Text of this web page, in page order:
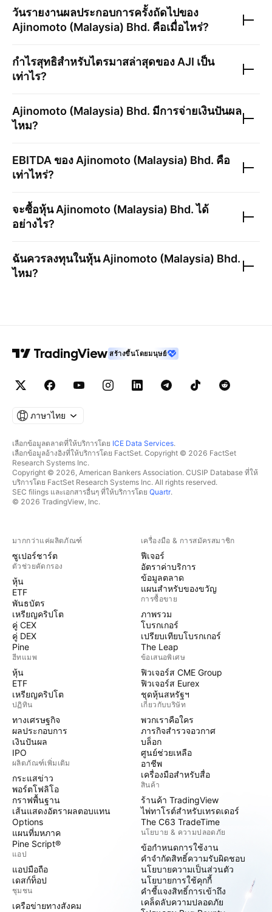
วันรายงานผลประกอบการครั้งถัดไปของ
Ajinomoto (Malaysia) Bhd. คือเมื่อไหร่?
กำไรสุทธิสำหรับไตรมาสล่าสุดของ AJI เป็น
เท่าไร?
Ajinomoto (Malaysia) Bhd. มีการจ่ายเงินปันผล
ไหม?
EBITDA ของ Ajinomoto (Malaysia) Bhd. คือ
เท่าไหร่?
จะซื้อหุ้นAjinomoto (Malaysia) Bhd.ได้
อย่างไร?
ฉันควรลงทุนในหุ้นAjinomoto (Malaysia) Bhd.
ไหม?
สร้างขึ้นโดยมนุษย์
ภาษาไทย
เลือกข้อมูลตลาดที่ให้บริการโดย ICE Data Services.
เลือกข้อมูลอ้างอิงที่ให้บริการโดย FactSet. Copyright © 2026 FactSet
Research Systems Inc.
Copyright © 2026, American Bankers Association. CUSIP Database ที่ให้
บริการโดย FactSet Research Systems Inc. All rights reserved.
SEC filings และเอกสารอื่นๆ ที่ให้บริการโดย Quartr.
© 2026 TradingView, Inc.
มากกว่าแค่ผลิตภัณฑ์
ซูเปอร์ชาร์ต
ตัวช่วยคัดกรอง
หุ้น
ETF
พันธบัตร
เหรียญคริปโต
คู่ CEX
คู่ DEX
Pine
ฮีทแมพ
หุ้น
ETF
เหรียญคริปโต
ปฏิทิน
ทางเศรษฐกิจ
ผลประกอบการ
เงินปันผล
IPO
ผลิตภัณฑ์เพิ่มเติม
กระแสข่าว
พอร์ตโฟลิโอ
กราฟพื้นฐาน
เส้นแสดงอัตราผลตอบแทน
Options
แผนที่มหภาค
Pine Script®
แอป
แอปมือถือ
เดสก์ท็อป
ชุมชน
เครือข่ายทางสังคม
เครื่องมือ & การสมัครสมาชิก
ฟีเจอร์
อัตราค่าบริการ
ข้อมูลตลาด
แผนสำหรับของขวัญ
การซื้อขาย
ภาพรวม
โบรกเกอร์
เปรียบเทียบโบรกเกอร์
The Leap
ข้อเสนอพิเศษ
ฟิวเจอร์ส CME Group
ฟิวเจอร์ส Eurex
ชุดหุ้นสหรัฐฯ
เกี่ยวกับบริษัท
พวกเราคือใคร
ภารกิจสำรวจอวกาศ
บล็อก
ศูนย์ช่วยเหลือ
อาชีพ
เครื่องมือสำหรับสื่อ
สินค้า
ร้านค้า TradingView
ไพ่ทาโรต์สำหรับเทรดเดอร์
The C63 TradeTime
นโยบาย & ความปลอดภัย
ข้อกำหนดการใช้งาน
คำจำกัดสิทธิ์ความรับผิดชอบ
นโยบายความเป็นส่วนตัว
นโยบายการใช้คุกกี้
คำชี้แจงสิทธิ์การเข้าถึง
เคล็ดลับความปลอดภัย